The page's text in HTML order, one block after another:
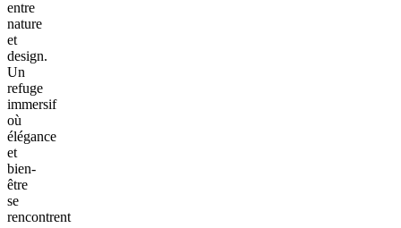
entre
nature
et
design.
Un
refuge
immersif
où
élégance
et
bien-
être
se
rencontrent